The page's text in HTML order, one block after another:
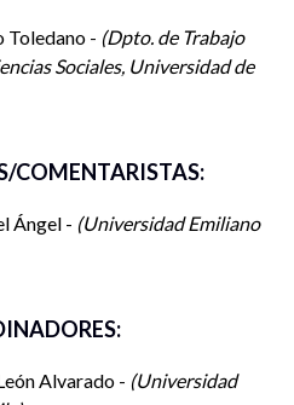
Díaz del Ángel – Universidad
Toledano - Dpto. de Trabajo
Sociales, Universidad de
COMENTARISTAS:
Ángel - Universidad Emiliano
Alvarado - Universidad